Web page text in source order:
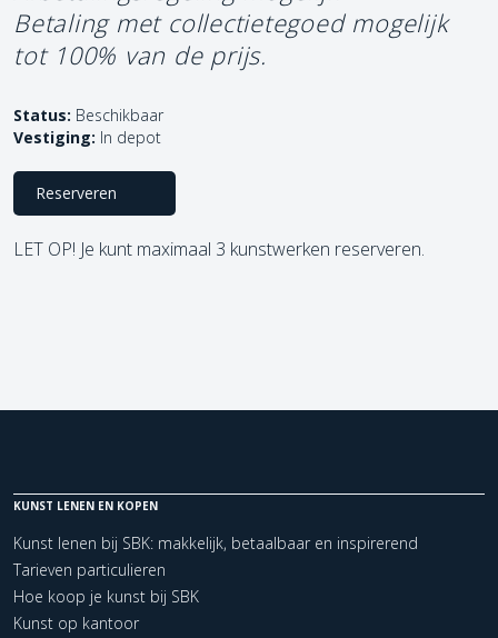
Betaling met collectietegoed mogelijk
tot 100% van de prijs.
Status: Beschikbaar
Vestiging: In depot
Reserveren
LET OP! Je kunt maximaal 3 kunstwerken reserveren.
KUNST LENEN EN KOPEN
Kunst lenen bij SBK: makkelijk, betaalbaar en inspirerend
Tarieven particulieren
Hoe koop je kunst bij SBK
Kunst op kantoor